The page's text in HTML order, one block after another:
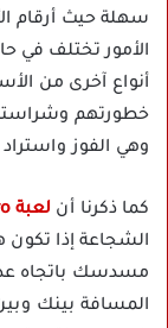
سهلة حيث أرقام
الأمور تختلف في
أنواع آخرى من
خطورتهم
وهي الفوز
كما ذكرنا أن لعبة Kill Shot Bravo مهكرة
الشجاعة إذا
مسدسك باتجاه
المسافة بينك